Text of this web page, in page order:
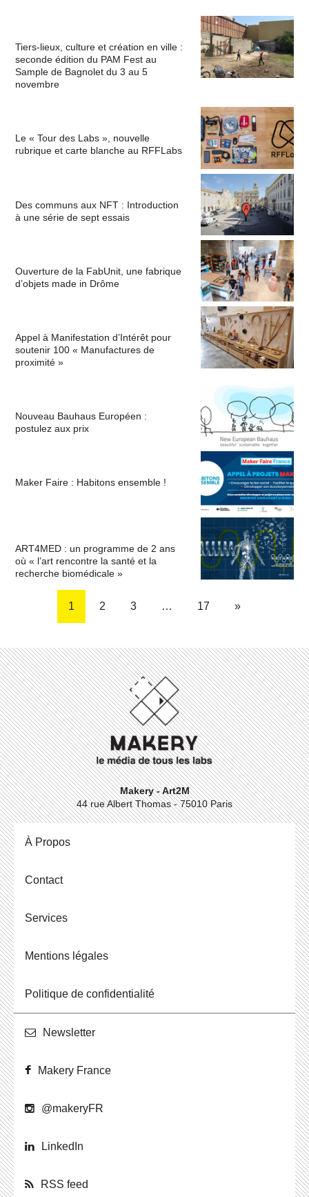
Tiers-lieux, culture et création en ville :
seconde édition du PAM Fest au
Sample de Bagnolet du 3 au 5
novembre
Le « Tour des Labs », nouvelle
rubrique et carte blanche au RFFLabs
Des communs aux NFT : Introduction
à une série de sept essais
Ouverture de la FabUnit, une fabrique
d’objets made in Drôme
Appel à Manifestation d’Intérêt pour
soutenir 100 « Manufactures de
proximité »
Nouveau Bauhaus Européen :
postulez aux prix
Maker Faire : Habitons ensemble !
ART4MED : un programme de 2 ans
où « l’art rencontre la santé et la
recherche biomédicale »
1 2 3 … 17 »
Makery - Art2M
44 rue Albert Thomas - 75010 Paris
À Propos
Contact
Ser­vices
Men­tions légales
Po­li­tique de confidentialité
News­let­ter
Makery France
@ma­ke­ryFR
Lin­ke­dIn
RSS feed